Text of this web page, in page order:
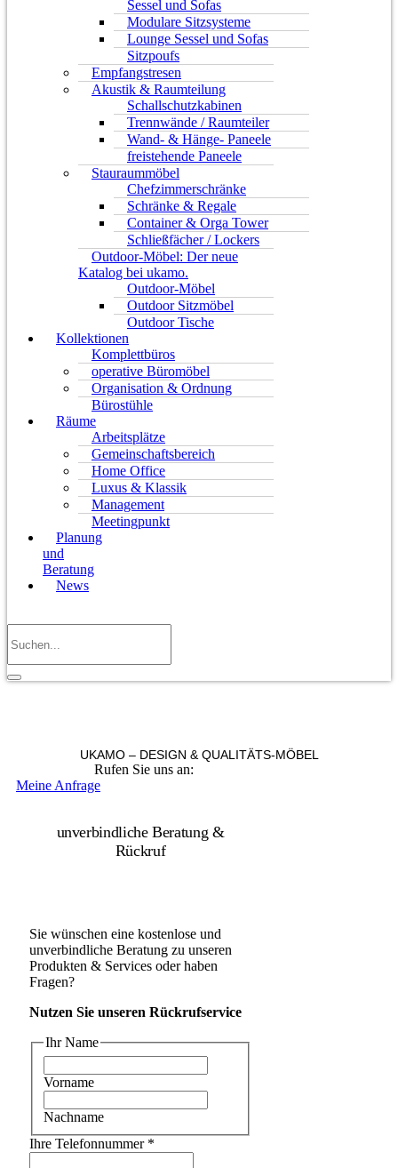
Sessel und Sofas
Modulare Sitzsysteme
Lounge Sessel und Sofas
Sitzpoufs
Empfangstresen
Akustik & Raumteilung
Schallschutzkabinen
Trennwände / Raumteiler
Wand- & Hänge- Paneele
freistehende Paneele
Stauraummöbel
Chefzimmerschränke
Schränke & Regale
Container & Orga Tower
Schließfächer / Lockers
Outdoor-Möbel: Der neue
Katalog bei ukamo.
Outdoor-Möbel
Outdoor Sitzmöbel
Outdoor Tische
Kollektionen
Komplettbüros
operative Büromöbel
Organisation & Ordnung
Bürostühle
Räume
Arbeitsplätze
Gemeinschaftsbereich
Home Office
Luxus & Klassik
Management
Meetingpunkt
Planung
und
Beratung
News
UKAMO – DESIGN & QUALITÄTS-MÖBEL
Rufen Sie uns an:
Meine Anfrage
unverbindliche Beratung &
Rückruf
Sie wünschen eine kostenlose und
unverbindliche Beratung zu unseren
Produkten & Services oder haben
Fragen?
Nutzen Sie unseren Rückrufservice
Ihr Name
Vorname
Nachname
Ihre Telefonnummer *